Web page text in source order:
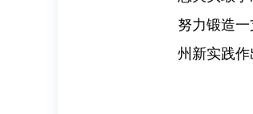
努力锻造
州新实践作